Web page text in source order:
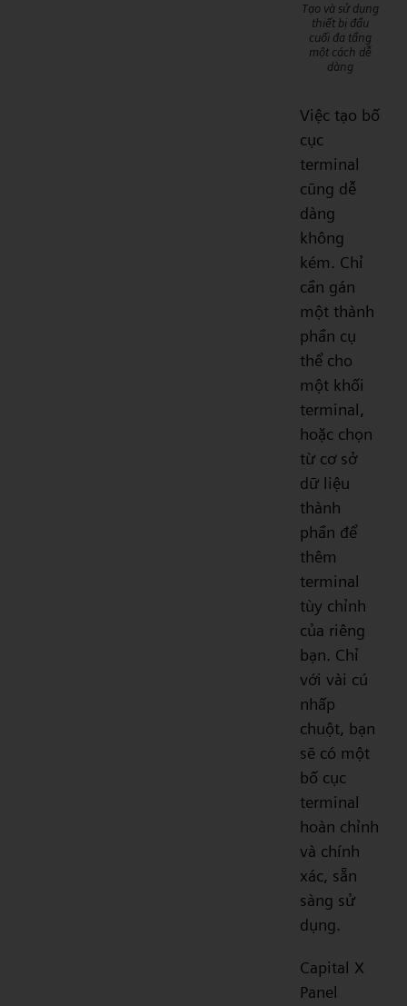
Tạo và sử dụng
thiết bị đầu
cuối đa tầng
một cách dễ
dàng
Việc tạo bố
cục
terminal
cũng dễ
dàng
không
kém. Chỉ
cần gán
một thành
phần cụ
thể cho
một khối
terminal,
hoặc chọn
từ cơ sở
dữ liệu
thành
phần để
thêm
terminal
tùy chỉnh
của riêng
bạn. Chỉ
với vài cú
nhấp
chuột, bạn
sẽ có một
bố cục
terminal
hoàn chỉnh
và chính
xác, sẵn
sàng sử
dụng.
Capital X
Panel